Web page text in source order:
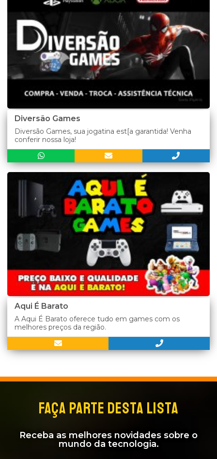
Diversão Games
Diversão Games, sua jogatina est[a garantida! Venha
conferir nossa loja!
Aqui É Barato
A Aqui É Barato oferece tudo em games com os
melhores preços da região.
FAÇA PARTE DESTA LISTA
Receba as melhores novidades sobre o
mundo da tecnologia.